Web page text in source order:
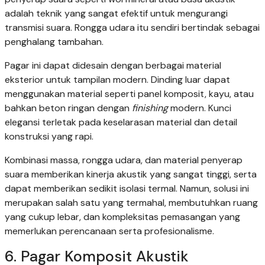
adalah teknik yang sangat efektif untuk mengurangi
transmisi suara. Rongga udara itu sendiri bertindak sebagai
penghalang tambahan.
Pagar ini dapat didesain dengan berbagai material
eksterior untuk tampilan modern. Dinding luar dapat
menggunakan material seperti panel komposit, kayu, atau
bahkan beton ringan dengan finishingmodern. Kunci
elegansi terletak pada keselarasan material dan detail
konstruksi yang rapi.
Kombinasi massa, rongga udara, dan material penyerap
suara memberikan kinerja akustik yang sangat tinggi, serta
dapat memberikan sedikit isolasi termal. Namun, solusi ini
merupakan salah satu yang termahal, membutuhkan ruang
yang cukup lebar, dan kompleksitas pemasangan yang
memerlukan perencanaan serta profesionalisme.
6. Pagar Komposit Akustik